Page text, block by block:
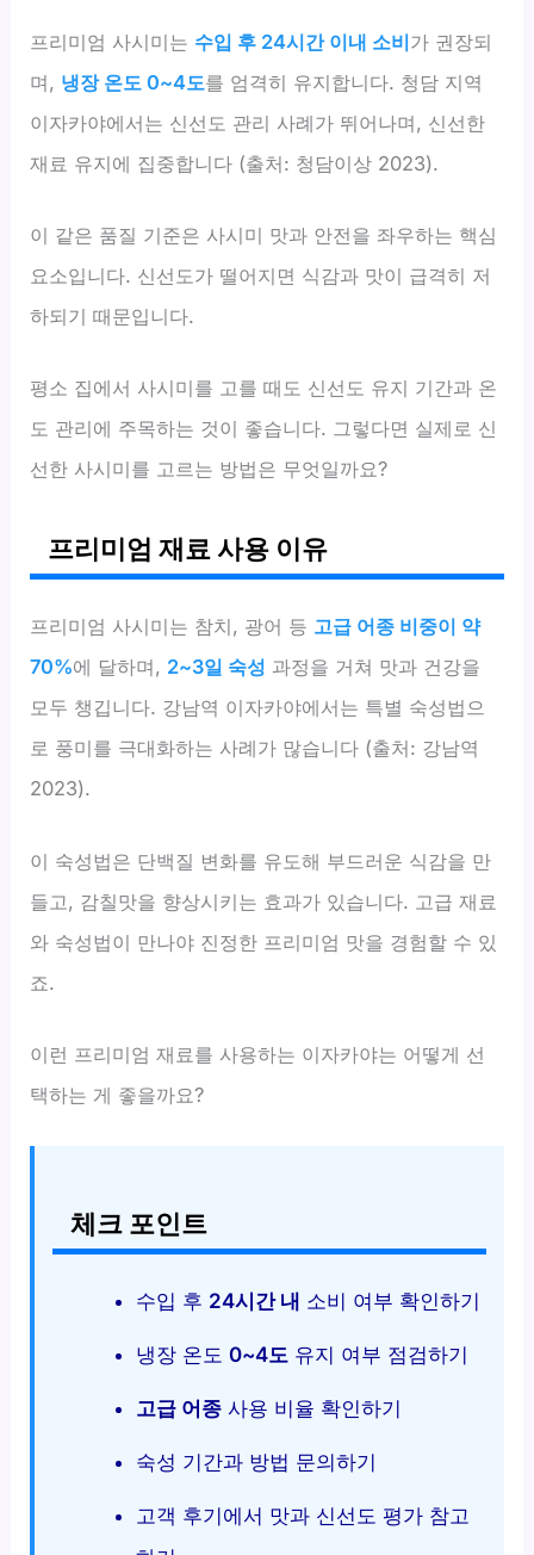
프리미엄 사시미는 수입 후 24시간 이내 소비가 권장되
며, 냉장 온도 0~4도를 엄격히 유지합니다. 청담 지역
이자카야에서는 신선도 관리 사례가 뛰어나며, 신선한
재료 유지에 집중합니다 (출처: 청담이상 2023).
이 같은 품질 기준은 사시미 맛과 안전을 좌우하는 핵심
요소입니다. 신선도가 떨어지면 식감과 맛이 급격히 저
하되기 때문입니다.
평소 집에서 사시미를 고를 때도 신선도 유지 기간과 온
도 관리에 주목하는 것이 좋습니다. 그렇다면 실제로 신
선한 사시미를 고르는 방법은 무엇일까요?
프리미엄 재료 사용 이유
프리미엄 사시미는 참치, 광어 등 고급 어종 비중이 약
70%에 달하며, 2~3일 숙성 과정을 거쳐 맛과 건강을
모두 챙깁니다. 강남역 이자카야에서는 특별 숙성법으
로 풍미를 극대화하는 사례가 많습니다 (출처: 강남역
2023).
이 숙성법은 단백질 변화를 유도해 부드러운 식감을 만
들고, 감칠맛을 향상시키는 효과가 있습니다. 고급 재료
와 숙성법이 만나야 진정한 프리미엄 맛을 경험할 수 있
죠.
이런 프리미엄 재료를 사용하는 이자카야는 어떻게 선
택하는 게 좋을까요?
체크 포인트
수입 후 24시간 내 소비 여부 확인하기
냉장 온도 0~4도유지 여부 점검하기
고급 어종사용 비율 확인하기
숙성 기간과 방법 문의하기
고객 후기에서 맛과 신선도 평가 참고